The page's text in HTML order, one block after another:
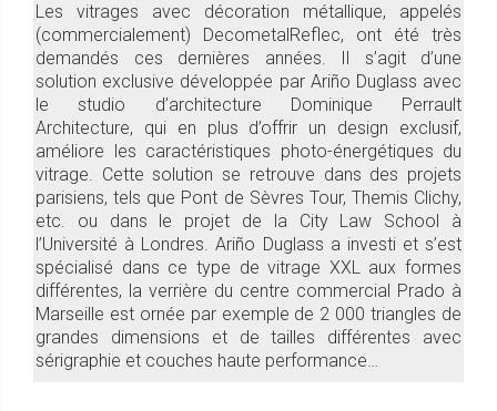
Les vitrages avec décoration métallique, appelés
(commercialement) DecometalReflec, ont été très
demandés ces dernières années. Il s’agit d’une
solution exclusive développée par Ariño Duglass avec
le studio d’architecture Dominique Perrault
Architecture, qui en plus d’offrir un design exclusif,
améliore les caractéristiques photo-énergétiques du
vitrage. Cette solution se retrouve dans des projets
parisiens, tels que Pont de Sèvres Tour, Themis Clichy,
etc. ou dans le projet de la City Law School à
l’Université à Londres. Ariño Duglass a investi et s’est
spécialisé dans ce type de vitrage XXL aux formes
différentes, la verrière du centre commercial Prado à
Marseille est ornée par exemple de 2 000 triangles de
grandes dimensions et de tailles différentes avec
sérigraphie et couches haute performance…